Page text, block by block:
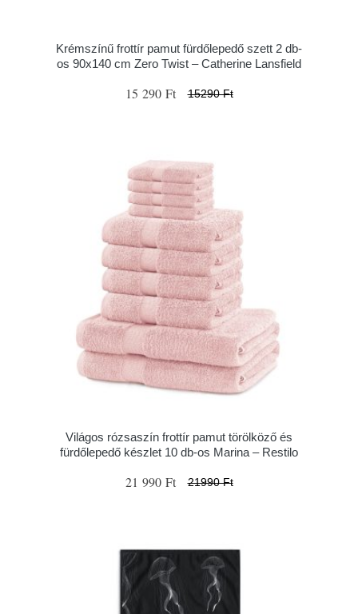
Krémszínű frottír pamut fürdőlepedő szett 2 db-
os 90x140 cm Zero Twist – Catherine Lansfield
15 290 Ft 15290 Ft
Világos rózsaszín frottír pamut törölköző és
fürdőlepedő készlet 10 db-os Marina – Restilo
21 990 Ft 21990 Ft